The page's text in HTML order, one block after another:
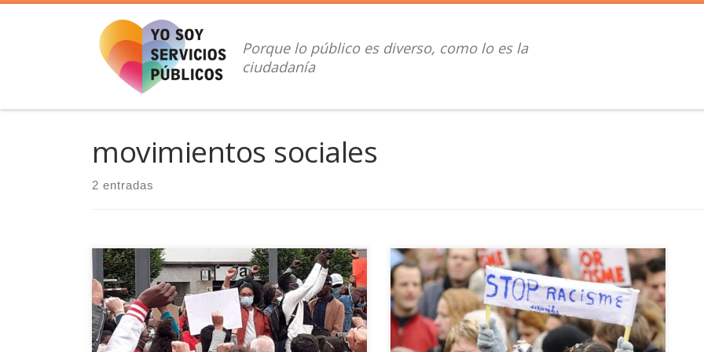
Saltar al contenido
Porque lo público es diverso, como lo es la
ciudadanía
movimientos sociales
2 entradas
La muerte de George Floyd en Estados Unidos ha
puesto el foco informativo estas últimas semanas
en las protestas contra el racismo que se
extendieron desde Estados Unidos al resto de países
del mundo, entre ellos España. El movimiento Black
Mientras en numerosos ­países la crisis sanitaria
suscitaba sobre todo importantes debates sociales,
económicos y éticos, la cuestión racial ha surgido de
pronto en Estados Unidos y ha provocado una onda